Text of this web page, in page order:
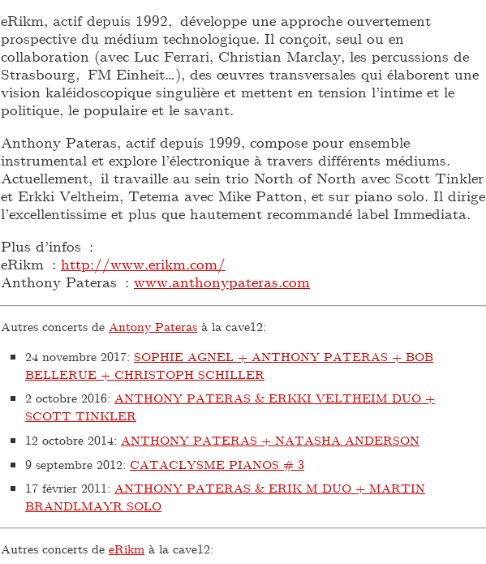
eRikm, actif depuis 1992, développe une approche ouvertement
prospective du médium technologique. Il conçoit, seul ou en
collaboration (avec Luc Ferrari, Christian Marclay, les percussions de
Strasbourg, FM Einheit…), des œuvres transversales qui élaborent une
vision kaléidoscopique singulière et mettent en tension l’intime et le
politique, le populaire et le savant.
Anthony Pateras, actif depuis 1999, compose pour ensemble
instrumental et explore l’électronique à travers différents médiums.
Actuellement, il travaille au sein trio North of North avec Scott Tinkler
et Erkki Veltheim, Tetema avec Mike Patton, et sur piano solo. Il dirige
l’excellentissime et plus que hautement recommandé label Immediata.
Plus d’infos :
eRikm : http://www.erikm.com/
Anthony Pateras : www.anthonypateras.com
Autres concerts de Antony Pateras à la cave12:
24 novembre 2017: SOPHIE AGNEL + ANTHONY PATERAS + BOB
BELLERUE + CHRISTOPH SCHILLER
2 octobre 2016: ANTHONY PATERAS & ERKKI VELTHEIM DUO +
SCOTT TINKLER
12 octobre 2014: ANTHONY PATERAS + NATASHA ANDERSON
9 septembre 2012: CATACLYSME PIANOS # 3
17 février 2011: ANTHONY PATERAS & ERIK M DUO + MARTIN
BRANDLMAYR SOLO
Autres concerts de eRikm à la cave12: